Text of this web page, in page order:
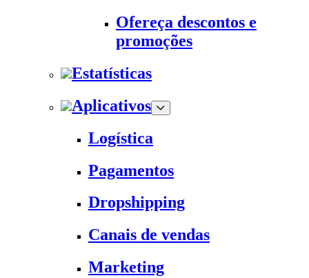
Ofereça descontos e
promoções
Estatísticas
Aplicativos
Logística
Pagamentos
Dropshipping
Canais de vendas
Marketing